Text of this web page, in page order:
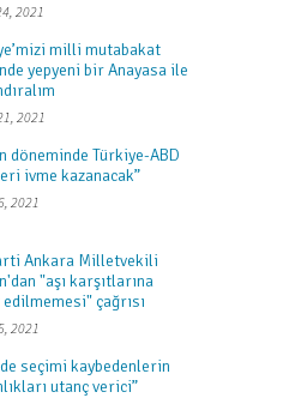
2021
milli mutabakat
yepyeni bir Anayasa ile
2021
döneminde Türkiye-ABD
ivme kazanacak”
2021
Ankara Milletvekili
"aşı karşıtlarına
çağrısı
2021
seçimi kaybedenlerin
utanç verici”